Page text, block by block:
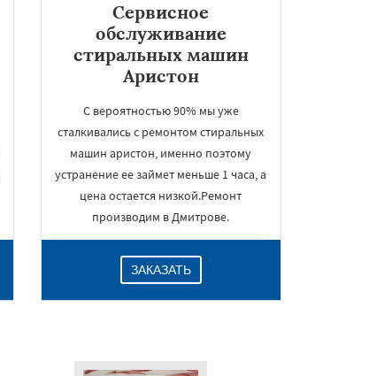
Сервисное
обслуживание
стиральных машин
Аристон
С вероятностью 90% мы уже
сталкивались с ремонтом стиральных
машин аристон, именно поэтому
устранение ее займет меньше 1 часа, а
цена остается низкой.Ремонт
производим в Дмитрове.
ЗАКАЗАТЬ